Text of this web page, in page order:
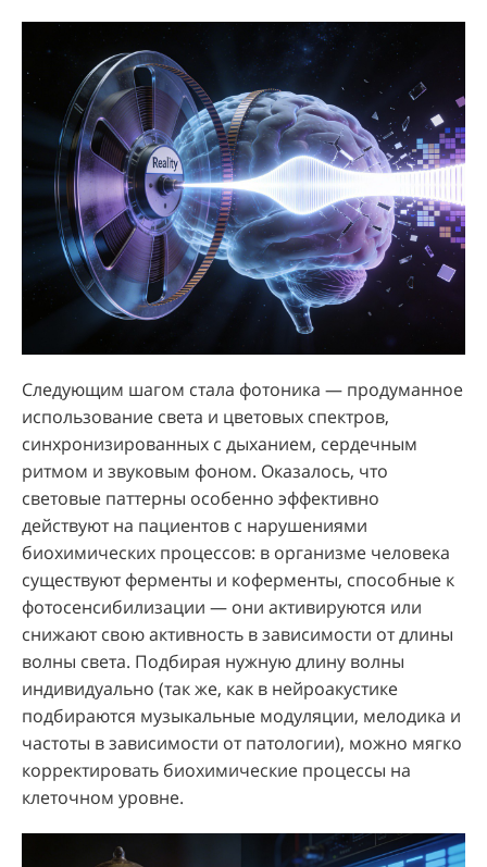
Следующим шагом стала фотоника — продуманное
использование света и цветовых спектров,
синхронизированных с дыханием, сердечным
ритмом и звуковым фоном. Оказалось, что
световые паттерны особенно эффективно
действуют на пациентов с нарушениями
биохимических процессов: в организме человека
существуют ферменты и коферменты, способные к
фотосенсибилизации — они активируются или
снижают свою активность в зависимости от длины
волны света. Подбирая нужную длину волны
индивидуально (так же, как в нейроакустике
подбираются музыкальные модуляции, мелодика и
частоты в зависимости от патологии), можно мягко
корректировать биохимические процессы на
клеточном уровне.